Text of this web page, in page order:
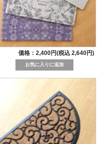
価格：2,400円(税込 2,640円)